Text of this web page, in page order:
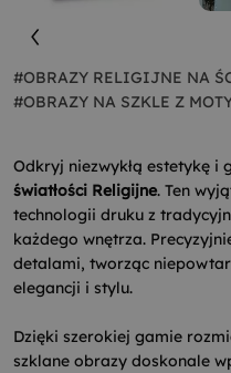
#OBRAZY RELIGIJNE NA
#OBRAZY NA SZKLE Z
Odkryj niezwykłą estetykę i
światłości Religijne. Ten
technologii druku z
każdego wnętrza.
detalami, tworząc
elegancji i stylu.
Dzięki szerokiej gamie
szklane obrazy doskonale